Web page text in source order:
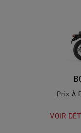
Prix À
VOIR